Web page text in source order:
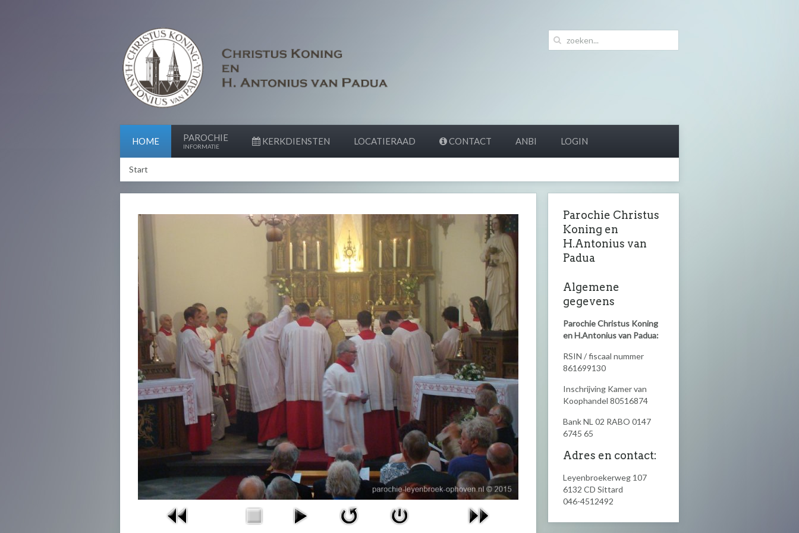
HOME PAROCHIE
INFORMATIE KERKDIENSTEN LOCATIERAAD CONTACT ANBI LOGIN
Start
Parochie Christus
Koning en
H.Antonius van
Padua
Algemene
gegevens
Parochie Christus Koning
en H.Antonius van Padua:
RSIN / fiscaal nummer
861699130
Inschrijving Kamer van
Koophandel 80516874
Bank NL 02 RABO 0147
6745 65
Adres en contact:
Leyenbroekerweg 107
6132 CD Sittard
046-4512492